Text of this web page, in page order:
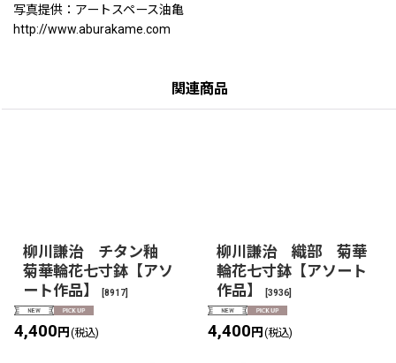
写真提供：アートスペース油亀
http://www.aburakame.com
関連商品
柳川謙治 チタン釉
菊華輪花七寸鉢【アソ
ート作品】
[8917]
4,400円 (税込)
柳川謙治 織部 菊華
輪花七寸鉢【アソート
作品】
[3936]
4,400円 (税込)